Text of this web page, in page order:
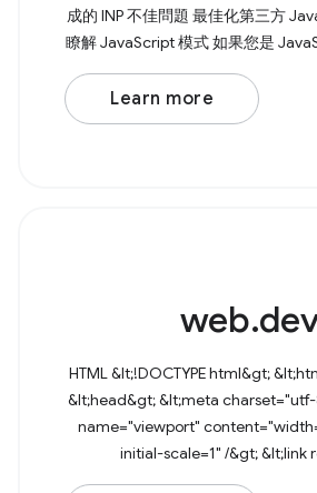
成的 INP 不佳問題 最佳化第三方
瞭解 JavaScript 模式 如果您是
也能提供協助。我們的 JavaScript
導您瞭解 JavaScript
Learn more
HTML &lt;!DOCTYPE html&gt;
&lt;head&gt; &lt;meta
name="viewport"
initial-scale=1" /&gt; &lt;link
href="data:image/